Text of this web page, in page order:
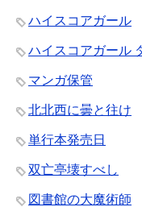
ハイスコアガール
ハイスコアガール
マンガ保管
北北西に曇と往け
単行本発売日
双亡亭壊すべし
図書館の大魔術師